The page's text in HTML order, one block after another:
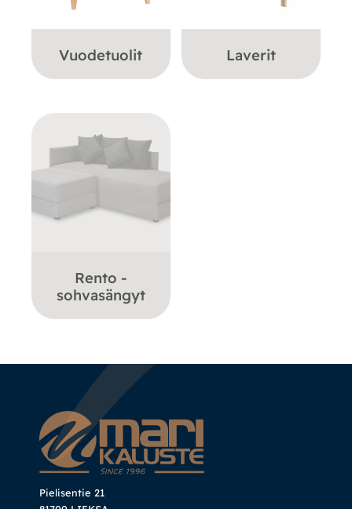
Vuodetuolit Laverit
Rento -
sohvasängyt
Pielisentie 21